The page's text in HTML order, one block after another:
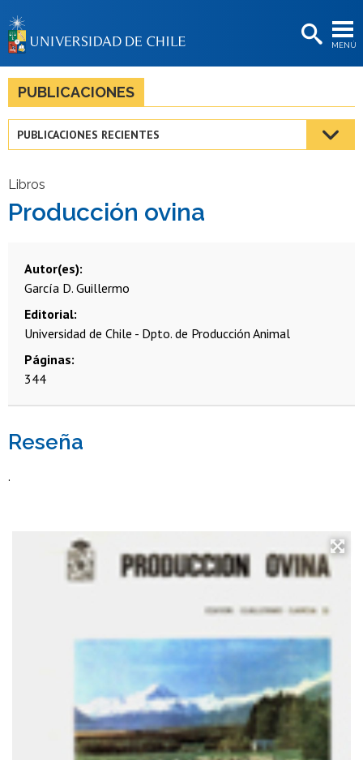
MENÚ
BIBLIOTECAS
LA UNIVERSIDAD
Estudiantes
Funcionarias/os
PUBLICACIONES
PUBLICACIONES RECIENTES
Libros
Producción ovina
Autor(es)
García D. Guillermo
Editorial
Universidad de Chile - Dpto. de Producción Animal
Páginas
344
Reseña
.